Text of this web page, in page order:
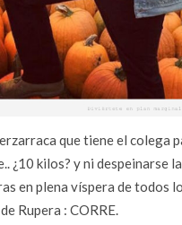
que tiene el colega
¿10 kilos? y ni despeinarse
en plena víspera de todos
Rupera : CORRE.